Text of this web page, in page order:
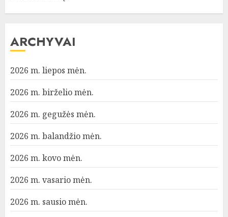
ARCHYVAI
2026 m. liepos mėn.
2026 m. birželio mėn.
2026 m. gegužės mėn.
2026 m. balandžio mėn.
2026 m. kovo mėn.
2026 m. vasario mėn.
2026 m. sausio mėn.